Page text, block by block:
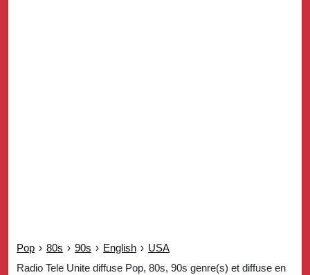
Pop › 80s › 90s › English › USA
Radio Tele Unite diffuse Pop, 80s, 90s genre(s) et diffuse en